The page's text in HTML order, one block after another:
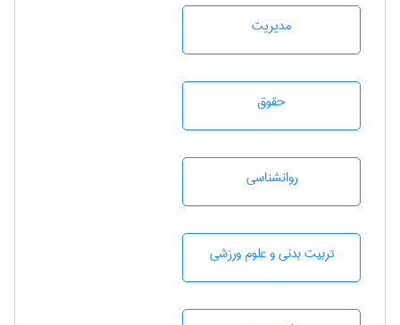
مديريت
حقوق
روانشناسی
تربيت بدنی و علوم ورزشی